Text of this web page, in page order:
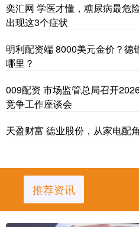
奕汇网 学医才懂，糖尿病最危
出现这3个症状
明利配资端 8000美元金价？德
哪里？
009配资 市场监管总局召开
竞争工作座谈会
天盈财富 德业股份，从家电配
推荐资讯